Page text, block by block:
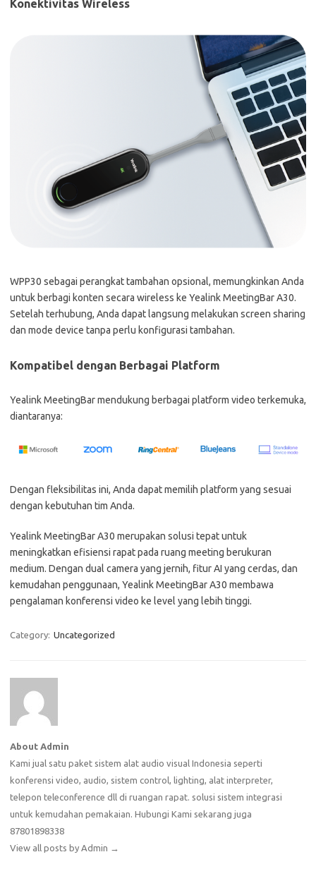
Konektivitas Wireless
WPP30 sebagai perangkat tambahan opsional, memungkinkan Anda
untuk berbagi konten secara wireless ke Yealink MeetingBar A30.
Setelah terhubung, Anda dapat langsung melakukan screen sharing
dan mode device tanpa perlu konfigurasi tambahan.
Kompatibel dengan Berbagai Platform
Yealink MeetingBar mendukung berbagai platform video terkemuka,
diantaranya:
Dengan fleksibilitas ini, Anda dapat memilih platform yang sesuai
dengan kebutuhan tim Anda.
Yealink MeetingBar A30 merupakan solusi tepat untuk
meningkatkan efisiensi rapat pada ruang meeting berukuran
medium. Dengan dual camera yang jernih, fitur AI yang cerdas, dan
kemudahan penggunaan, Yealink MeetingBar A30 membawa
pengalaman konferensi video ke level yang lebih tinggi.
Category: Uncategorized
About Admin
Kami jual satu paket sistem alat audio visual Indonesia seperti
konferensi video, audio, sistem control, lighting, alat interpreter,
telepon teleconference dll di ruangan rapat. solusi sistem integrasi
untuk kemudahan pemakaian. Hubungi Kami sekarang juga
87801898338
View all posts by Admin →